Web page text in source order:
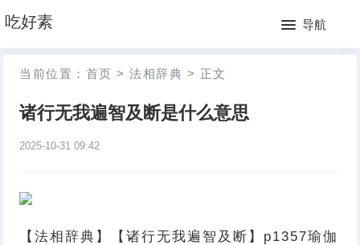
吃好素 导航
网
站
月
当前位置： 首页 > 法相辞典 > 正文
诸行无我遍智及断是什么意思
2025-10-31 09:42
【法相辞典】【诸行无我遍智及断】p1357瑜伽